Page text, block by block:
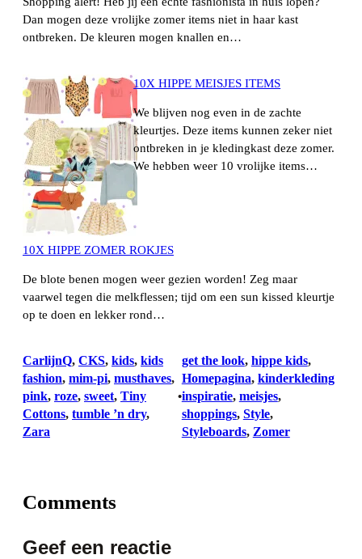
Dan mogen deze vrolijke zomer items niet in haar kast
ontbreken. De kleuren mogen knallen en…
10X HIPPE MEISJES ITEMS
We blijven nog even in de zachte
kleurtjes. Deze items kunnen zeker niet
ontbreken in je kledingkast deze zomer.
We hebben weer 10 vrolijke items…
10X HIPPE ZOMER ROKJES
De blote benen mogen weer gezien worden! Zeg maar
vaarwel tegen die melkflessen; tijd om een sun kissed kleurtje
op te doen en lekker rond…
CarlijnQ, CKS, kids, kids
fashion, mim-pi, musthaves
pink, roze, sweet, Tiny
Cottons, tumble ’n dry
Zara
•
get the look, hippe kids ,
Homepagina, kinderkleding
inspiratie, meisjes ,
shoppings, Style ,
Styleboards, Zomer
Comments
Geef een reactie